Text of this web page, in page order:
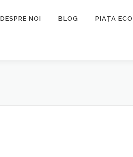
DESPRE NOI BLOG PIAȚA